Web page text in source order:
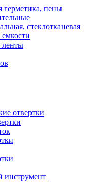
герметика, пены
стеклотканевая
ленты
отвертки